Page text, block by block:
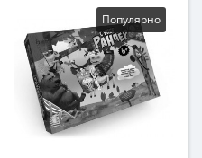
Популярно